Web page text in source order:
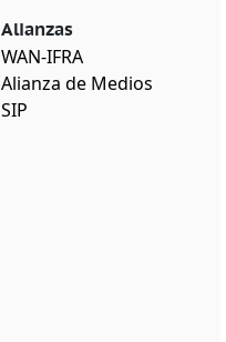
Alianzas
WAN-IFRA
Alianza de Medios
SIP